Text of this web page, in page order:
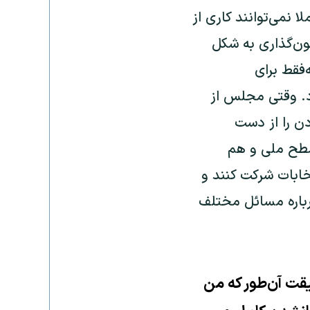
نمی‌توانند کاری از
به شکل
برای
وقتی مجلس از
را از دست
ملی و هم
شرکت کنند و
مسائل مختلف
آن‌طور که من